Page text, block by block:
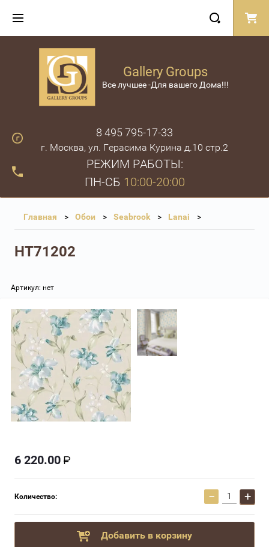
Gallery Groups
Все лучшее -Для вашего Дома!!!
8 495 795-17-33
г. Москва, ул. Герасима Курина д.10 стр.2
РЕЖИМ РАБОТЫ:
ПН-СБ 10:00-20:00
Главная Обои Seabrook Lanai
HT71202
Артикул: нет
6 220.00
Количество: − +
Добавить в корзину